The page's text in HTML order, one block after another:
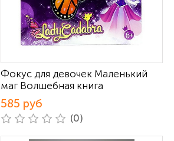
Фокус для девочек Маленький
маг Волшебная книга
585 руб
(0)